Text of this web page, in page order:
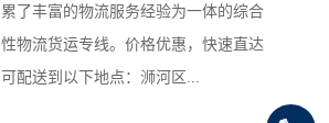
累了丰富的物流服务经验为一体的综合
性物流货运专线。价格优惠，快速直达
可配送到以下地点：浉河区...